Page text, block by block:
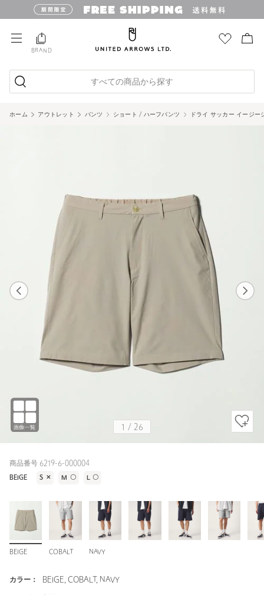
BRAND
すべての商品から探す
ホーム アウトレット パンツ ショート / ハーフパンツ ドライ サッカー イージ
1 / 26
商品番号 6219-6-000004
BEIGE S ✕ M 〇 L 〇
BEIGE COBALT NAVY
カラー： BEIGE, COBALT, NAVY
1
BEIGE
26
COBALT / S
170cm